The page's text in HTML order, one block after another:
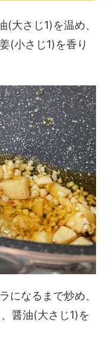
(大さじ1)を温め、
(小さじ1)を香り
になるまで炒め、
醤油(大さじ1)を